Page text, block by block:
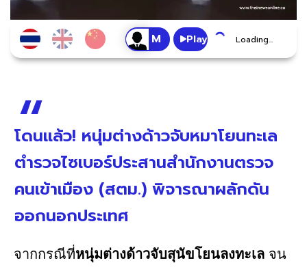
Play Loading...
โดนแล้ว! หนุ่มต่างด้าวจับหมาโยนทะเล
ตำรวจไซเบอร์ประสานสำนักงานตรวจ
คนเข้าเมือง (สตม.) พิจารณาผลักดัน
ออกนอกประเทศ
จากกรณีที่หนุ่มต่างด้าวจับสุนัขโยนลงทะเล จน